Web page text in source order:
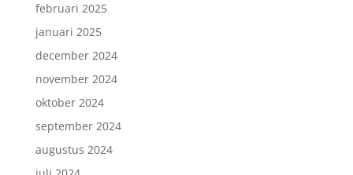
februari 2025
januari 2025
december 2024
november 2024
oktober 2024
september 2024
augustus 2024